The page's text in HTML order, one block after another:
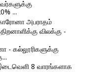
...
அபராதம்
விலக்கு -
- கல்லூரிகளுக்கு
8 வாரங்களாக